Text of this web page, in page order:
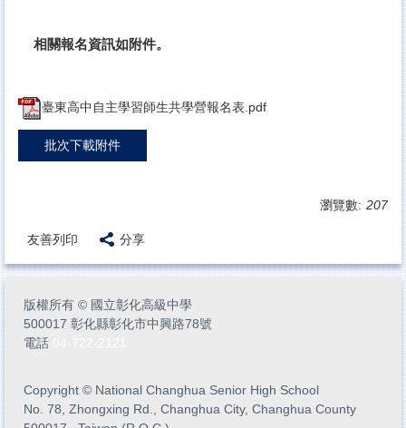
相關報名資訊如附件。
臺東高中自主學習師生共學營報名表.pdf
批次下載附件
瀏覽數: 207
友善列印 分享
版權所有 © 國立彰化高級中學
500017 彰化縣彰化市中興路78號
電話
Copyright © National Changhua Senior High School
No. 78, Zhongxing Rd., Changhua City, Changhua County